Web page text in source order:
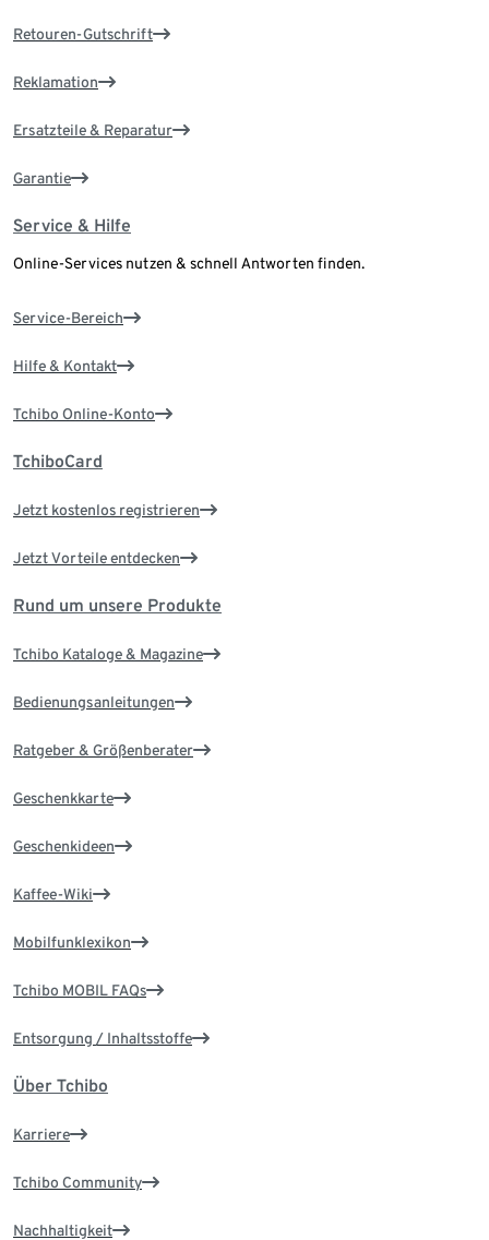
Retouren-Gutschrift
Reklamation
Ersatzteile & Reparatur
Garantie
Service & Hilfe
Online-Services nutzen & schnell Antworten finden.
Service-Bereich
Hilfe & Kontakt
Tchibo Online-Konto
TchiboCard
Jetzt kostenlos registrieren
Jetzt Vorteile entdecken
Rund um unsere Produkte
Tchibo Kataloge & Magazine
Bedienungsanleitungen
Ratgeber & Größenberater
Geschenkkarte
Geschenkideen
Kaffee-Wiki
Mobilfunklexikon
Tchibo MOBIL FAQs
Entsorgung / Inhaltsstoffe
Über Tchibo
Karriere
Tchibo Community
Nachhaltigkeit